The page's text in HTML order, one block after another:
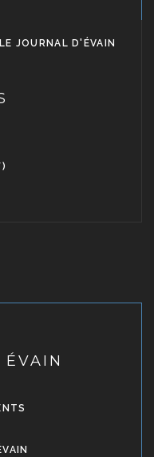
JOURNAL D'ÉVAIN